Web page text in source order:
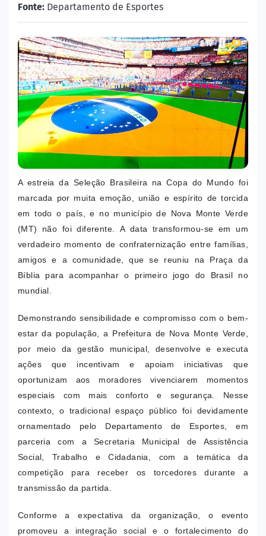
Fonte: Departamento de Esportes
A estreia da Seleção Brasileira na Copa do Mundo foi
marcada por muita emoção, união e espírito de torcida
em todo o país, e no município de Nova Monte Verde
(MT) não foi diferente. A data transformou-se em um
verdadeiro momento de confraternização entre famílias,
amigos e a comunidade, que se reuniu na Praça da
Bíblia para acompanhar o primeiro jogo do Brasil no
mundial.
Demonstrando sensibilidade e compromisso com o bem-
estar da população, a Prefeitura de Nova Monte Verde,
por meio da gestão municipal, desenvolve e executa
ações que incentivam e apoiam iniciativas que
oportunizam aos moradores vivenciarem momentos
especiais com mais conforto e segurança. Nesse
contexto, o tradicional espaço público foi devidamente
ornamentado pelo Departamento de Esportes, em
parceria com a Secretaria Municipal de Assistência
Social, Trabalho e Cidadania, com a temática da
competição para receber os torcedores durante a
transmissão da partida.
Conforme a expectativa da organização, o evento
promoveu a integração social e o fortalecimento do